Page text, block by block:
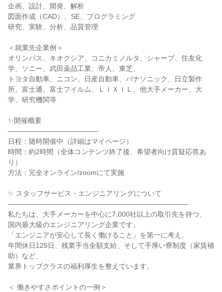
企画、設計、開発、解析
図面作成（CAD）、SE、プログラミング
研究、実験、分析、品質管理
＜就業先企業例＞
オリンパス、キオクシア、コニカミノルタ、シャープ、住友化
学、ソニー、武田薬品工業、帝人、東芝、
トヨタ自動車、ニコン、日産自動車、パナソニック、日立製作
所、富士通、富士フイルム、ＬＩＸＩＬ、他大手メーカー、大
学、研究機関等
✨開催概要
―――――――――――――
日程：随時開催中（詳細はマイページ）
時間：約2時間（全体コンテンツ終了後、希望者向け質疑応答あ
り）
方法：完全オンライン/zoomにて実施
✨ スタッフサービス・エンジニアリングについて
――――――――――――――――――――――――――
私たちは、大手メーカーを中心に7,000社以上の取引先を持つ、
国内最大級のエンジニアリング企業です。
「エンジニアが安心して長く働けること」を第一に考え、
年間休日125日、残業手当全額支給、そして手厚い寮制度（家賃補
助）など、
業界トップクラスの福利厚生を整えています。
＜ 働きやすさポイントの一例＞